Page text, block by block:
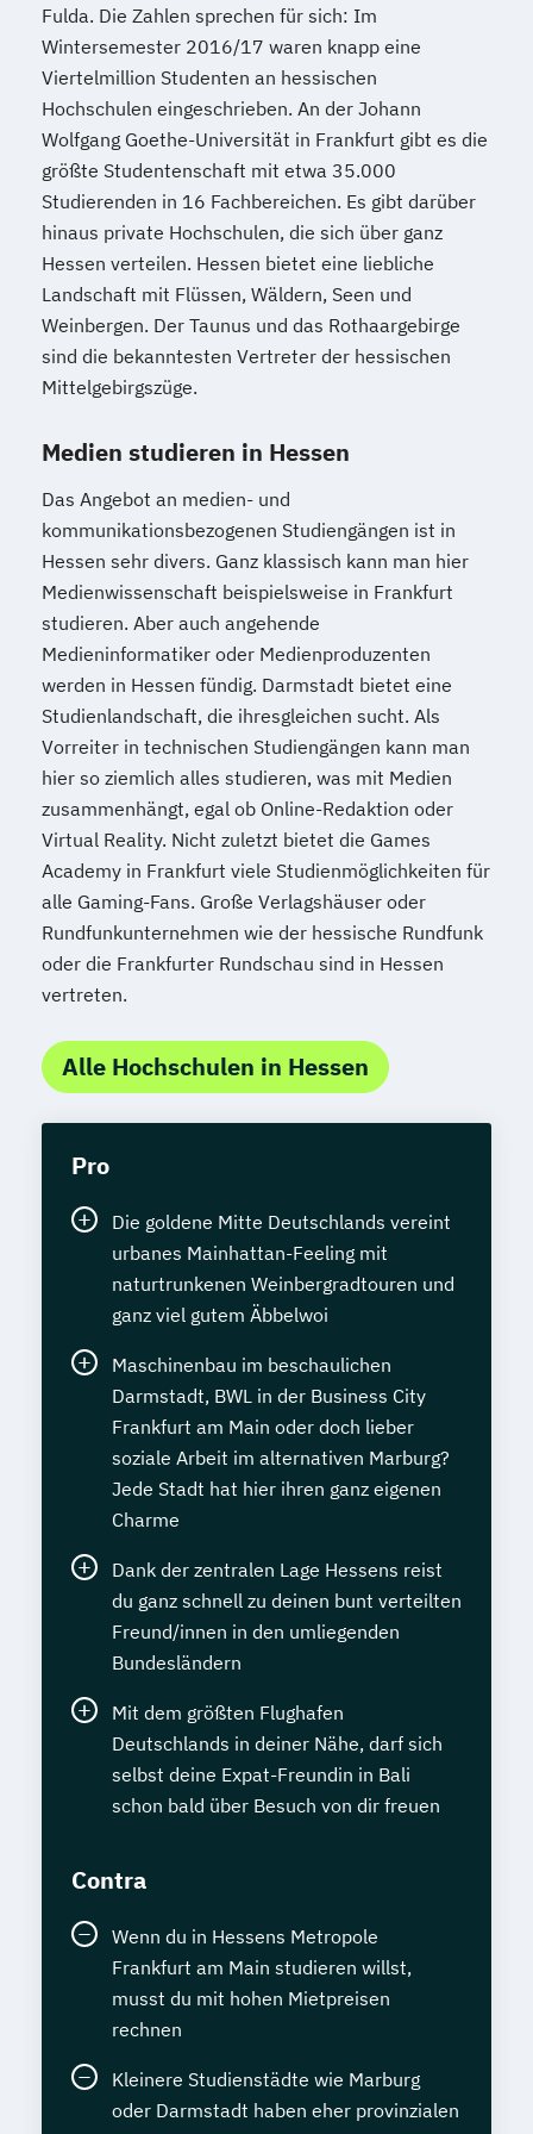
Fulda. Die Zahlen sprechen für sich: Im
Wintersemester 2016/17 waren knapp eine
Viertelmillion Studenten an hessischen
Hochschulen eingeschrieben. An der Johann
Wolfgang Goethe-Universität in Frankfurt gibt es die
größte Studentenschaft mit etwa 35.000
Studierenden in 16 Fachbereichen. Es gibt darüber
hinaus private Hochschulen, die sich über ganz
Hessen verteilen. Hessen bietet eine liebliche
Landschaft mit Flüssen, Wäldern, Seen und
Weinbergen. Der Taunus und das Rothaargebirge
sind die bekanntesten Vertreter der hessischen
Mittelgebirgszüge.
Medien studieren in Hessen
Das Angebot an medien- und
kommunikationsbezogenen Studiengängen ist in
Hessen sehr divers. Ganz klassisch kann man hier
Medienwissenschaft beispielsweise in Frankfurt
studieren. Aber auch angehende
Medieninformatiker oder Medienproduzenten
werden in Hessen fündig. Darmstadt bietet eine
Studienlandschaft, die ihresgleichen sucht. Als
Vorreiter in technischen Studiengängen kann man
hier so ziemlich alles studieren, was mit Medien
zusammenhängt, egal ob Online-Redaktion oder
Virtual Reality. Nicht zuletzt bietet die Games
Academy in Frankfurt viele Studienmöglichkeiten für
alle Gaming-Fans. Große Verlagshäuser oder
Rundfunkunternehmen wie der hessische Rundfunk
oder die Frankfurter Rundschau sind in Hessen
vertreten.
Alle Hochschulen in Hessen
Pro
Die goldene Mitte Deutschlands vereint
urbanes Mainhattan-Feeling mit
naturtrunkenen Weinbergradtouren und
ganz viel gutem Äbbelwoi
Maschinenbau im beschaulichen
Darmstadt, BWL in der Business City
Frankfurt am Main oder doch lieber
soziale Arbeit im alternativen Marburg?
Jede Stadt hat hier ihren ganz eigenen
Charme
Dank der zentralen Lage Hessens reist
du ganz schnell zu deinen bunt verteilten
Freund/innen in den umliegenden
Bundesländern
Mit dem größten Flughafen
Deutschlands in deiner Nähe, darf sich
selbst deine Expat-Freundin in Bali
schon bald über Besuch von dir freuen
Contra
Wenn du in Hessens Metropole
Frankfurt am Main studieren willst,
musst du mit hohen Mietpreisen
rechnen
Kleinere Studienstädte wie Marburg
oder Darmstadt haben eher provinzialen